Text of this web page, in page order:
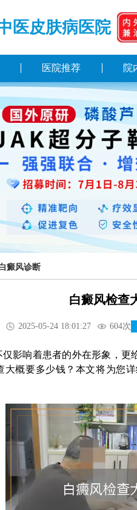
医皮肤病医院
医院推荐 院
癜风诊断
白癜风检查
2025-05-24 18:01:27 604次
影响着患者的外在形象，
大概要多少钱？本文将为您